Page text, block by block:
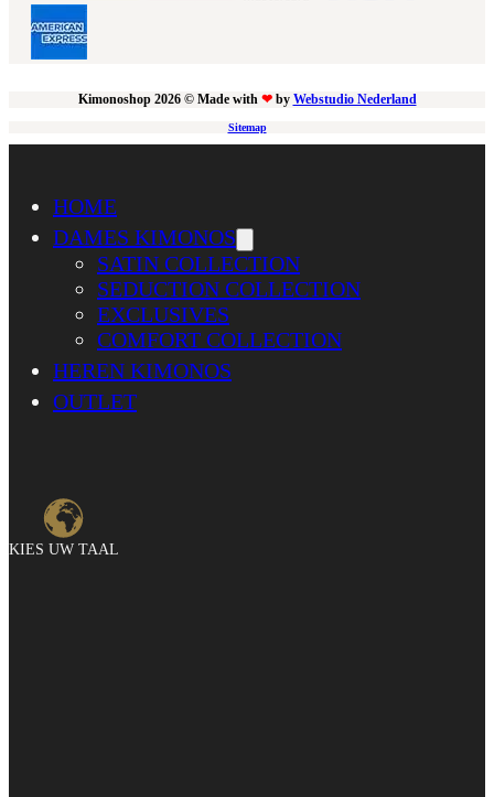
Kimonoshop 2026 © Made with ❤ by Webstudio Nederland
Sitemap
HOME
DAMES KIMONOS
SATIN COLLECTION
SEDUCTION COLLECTION
EXCLUSIVES
COMFORT COLLECTION
HEREN KIMONOS
OUTLET
KIES UW TAAL